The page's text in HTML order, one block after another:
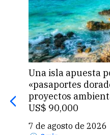
Perú y México
de choques y
diplomáticas
7 de agosto de
2 min.